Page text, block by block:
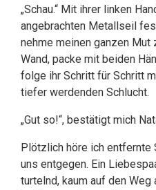
„Schau.“ Mit ihrer linken
angebrachten Metallseil
nehme meinen ganzen Mut
Wand, packe mit beiden
folge ihr Schritt für Schritt
tiefer werdenden Schlucht.
„Gut so!“, bestätigt mich
Plötzlich höre ich entfernte
uns entgegen. Ein
turtelnd, kaum auf den